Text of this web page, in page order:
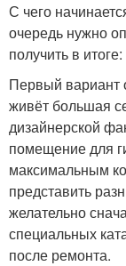
С чего
очередь нужно
получить в
Первый вариант
живёт большая
дизайнерской
помещение для
максимальным
представить
желательно
специальных
после ремонта.